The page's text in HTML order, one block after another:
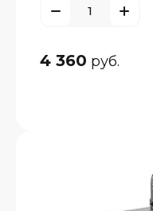
4 360 руб.